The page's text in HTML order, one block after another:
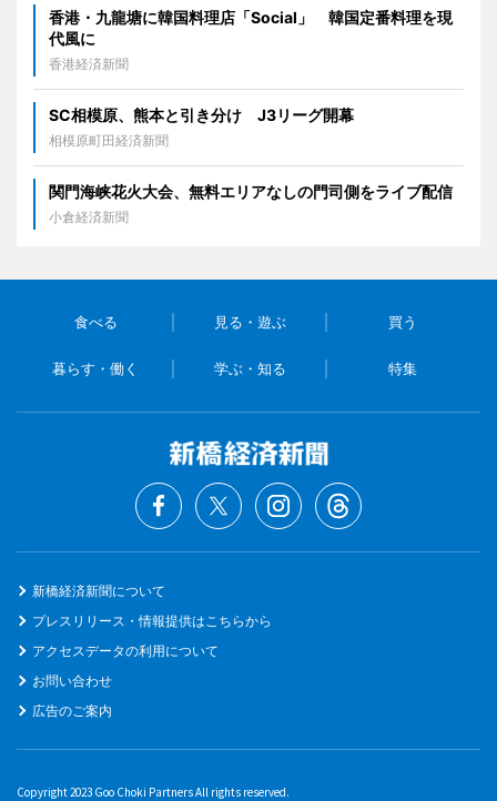
香港・九龍塘に韓国料理店「Social」 韓国定番料理を現
代風に
香港経済新聞
SC相模原、熊本と引き分け J3リーグ開幕
相模原町田経済新聞
関門海峡花火大会、無料エリアなしの門司側をライブ配信
小倉経済新聞
食べる 見る・遊ぶ 買う
暮らす・働く 学ぶ・知る 特集
新橋経済新聞について
プレスリリース・情報提供はこちらから
アクセスデータの利用について
お問い合わせ
広告のご案内
Copyright 2023 Goo Choki Partners All rights reserved.